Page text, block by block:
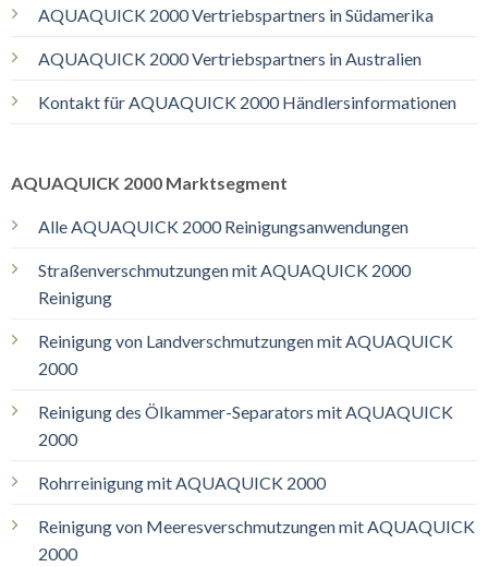
AQUAQUICK 2000 Vertriebspartners in Südamerika
AQUAQUICK 2000 Vertriebspartners in Australien
Kontakt für AQUAQUICK 2000 Händlersinformationen
AQUAQUICK 2000 Marktsegment
Alle AQUAQUICK 2000 Reinigungsanwendungen
Straßenverschmutzungen mit AQUAQUICK 2000
Reinigung
Reinigung von Landverschmutzungen mit AQUAQUICK
2000
Reinigung des Ölkammer-Separators mit AQUAQUICK
2000
Rohrreinigung mit AQUAQUICK 2000
Reinigung von Meeresverschmutzungen mit AQUAQUICK
2000